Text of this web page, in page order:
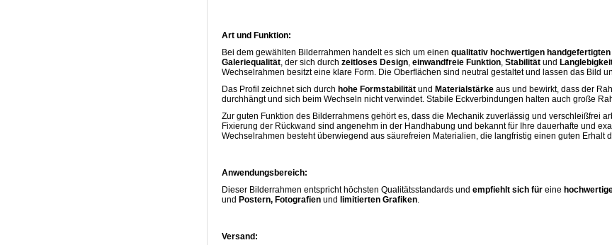
Art und Funktion:
Bei dem gewählten Bilderrahmen handelt es sich um einen qualitativ hochwertigen
Galeriequalität, der sich durch zeitloses Design, einwandfreie Funktion, Stabilität und
Wechselrahmen besitzt eine klare Form. Die Oberflächen sind neutral gestaltet und lassen das Bild
Das Profil zeichnet sich durch hohe Formstabilität und Materialstärke aus und bewirkt, dass der
durchhängt und sich beim Wechseln nicht verwindet. Stabile Eckverbindungen halten auch große
Zur guten Funktion des Bilderrahmens gehört es, dass die Mechanik zuverlässig und verschleißfrei
Fixierung der Rückwand sind angenehm in der Handhabung und bekannt für Ihre dauerhafte und
Wechselrahmen besteht überwiegend aus säurefreien Materialien, die langfristig einen guten Erhalt
Anwendungsbereich:
Dieser Bilderrahmen entspricht höchsten Qualitätsstandards und empfiehlt sich für eine
und Postern, Fotografien und limitierten Grafiken.
Versand: